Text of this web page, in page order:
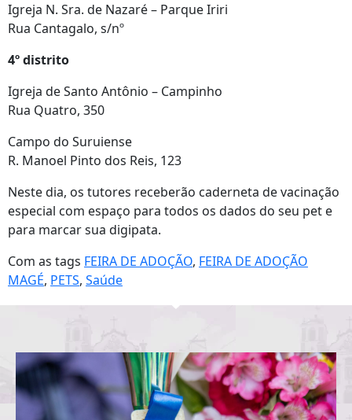
Igreja N. Sra. de Nazaré – Parque Iriri
Rua Cantagalo, s/nº
4º distrito
Igreja de Santo Antônio – Campinho
Rua Quatro, 350
Campo do Suruiense
R. Manoel Pinto dos Reis, 123
Neste dia, os tutores receberão caderneta de vacinação
especial com espaço para todos os dados do seu pet e
para marcar sua digipata.
Com as tags FEIRA DE ADOÇÃO, FEIRA DE ADOÇÃO
MAGÉ, PETS, Saúde